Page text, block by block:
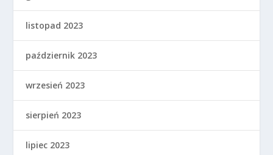
listopad 2023
październik 2023
wrzesień 2023
sierpień 2023
lipiec 2023